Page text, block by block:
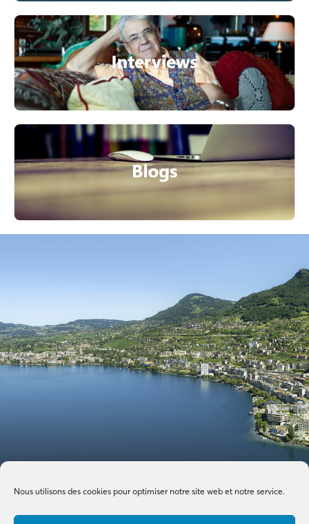
Nous utilisons des cookies pour optimiser notre site web et notre service.